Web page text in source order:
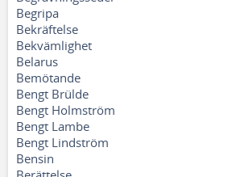
Begripa
Bekräftelse
Bekvämlighet
Belarus
Bemötande
Bengt Brülde
Bengt Holmström
Bengt Lambe
Bengt Lindström
Bensin